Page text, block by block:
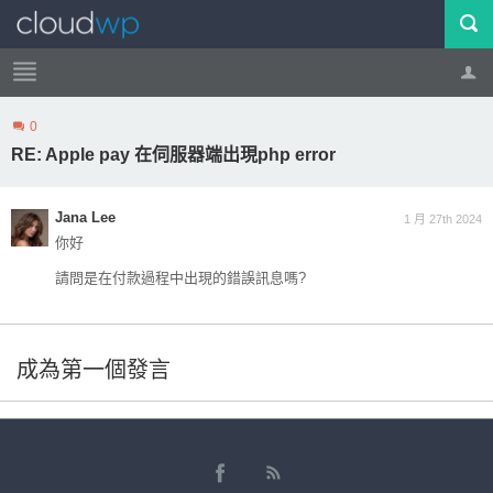
帳號 登出
0
RE: Apple pay 在伺服器端出現php error
1 月 27th 2024
Jana Lee
你好
請問是在付款過程中出現的錯誤訊息嗎?
成為第一個發言